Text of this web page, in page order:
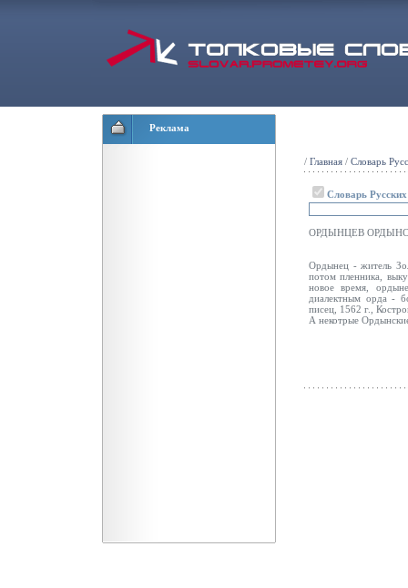
Реклама
/ Главная / Словарь
Словарь
ОРДЫНЦЕВ
Ордынец - житель
потом пленника,
новое время,
диалектным орда -
писец, 1562 г.,
А некотрые